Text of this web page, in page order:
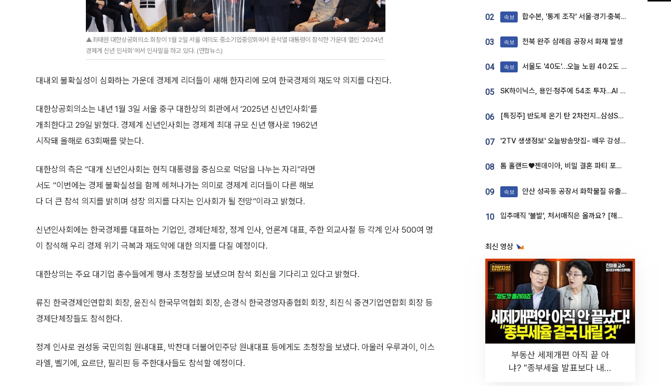
▲최태원 대한상공회의소 회장이 1월 2일 서울 여의도 중소기업중앙회에서 윤석열 대통령이 참석한 가운데 열린 '2024년
경제계 신년 인사회'에서 인사말을 하고 있다. (연합뉴스)
대내외 불확실성이 심화하는 가운데 경제계 리더들이 새해 한자리에 모여 한국경제의 재도약 의지를 다진다.
대한상공회의소는 내년 1월 3일 서울 중구 대한상의 회관에서 ‘2025년 신년인사회’를
개최한다고 29일 밝혔다. 경제계 신년인사회는 경제계 최대 규모 신년 행사로 1962년
시작돼 올해로 63회째를 맞는다.
대한상의 측은 “대개 신년인사회는 현직 대통령을 중심으로 덕담을 나누는 자리”라면
서도 “이번에는 경제 불확실성을 함께 헤쳐나가는 의미로 경제계 리더들이 다른 해보
다 더 큰 참석 의지를 밝히며 성장 의지를 다지는 인사회가 될 전망”이라고 밝혔다.
신년인사회에는 한국경제를 대표하는 기업인, 경제단체장, 정계 인사, 언론계 대표, 주한 외교사절 등 각계 인사 500여 명
이 참석해 우리 경제 위기 극복과 재도약에 대한 의지를 다질 예정이다.
대한상의는 주요 대기업 총수들에게 행사 초청장을 보냈으며 참석 회신을 기다리고 있다고 밝혔다.
류진 한국경제인연합회 회장, 윤진식 한국무역협회 회장, 손경식 한국경영자총협회 회장, 최진식 중견기업연합회 회장 등
경제단체장들도 참석한다.
정계 인사로 권성동 국민의힘 원내대표, 박찬대 더불어민주당 원내대표 등에게도 초청장을 보냈다. 아울러 우루과이, 이스
라엘, 벨기에, 요르단, 필리핀 등 주한대사들도 참석할 예정이다.
02 속보 합수본, '통계 조작' 서울·경기·충북 선관위 등 추가 압수수색
03 속보 전북 완주 삼례읍 공장서 화재 발생
04 속보 서울도 '40도'…오늘 노원 40.2도 기록
05 SK하이닉스, 용인·청주에 54조 투자…AI 메모리 생산기지 키운다
06 [특징주] 반도체 온기 탄 2차전지...삼성SDI, 장 초반 7% 넘게 껑충
07 '2TV 생생정보' 오늘방송맛집- 배우 강성진 단골! 쌀국수ㆍ푸팟퐁 커리 맛집 '블○○○'
08 톰 홀랜드♥젠데이아, 비밀 결혼 파티 포착⋯호텔 대관비만 9억
09 속보 안산 성곡동 공장서 화학물질 유출 사고 발생
10 입추매직 '불발', 처서매직은 올까요? [해시태그]
최신 영상
부동산 세제개편 아직 끝 아
냐? "종부세율 발표보다 내릴